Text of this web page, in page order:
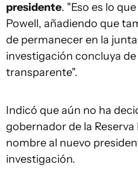
presidente. "Eso es lo
Powell, añadiendo que
de permanecer en la
investigación concluya
transparente".
Indicó que aún no ha
gobernador de la Reserva
nombre al nuevo
investigación.